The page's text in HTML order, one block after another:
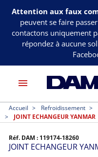
Attention aux faux
peuvent se faire
contactons uniquement
répondez à aucune
menu
Accueil Refroidissement
JOINT ECHANGEUR YANMAR
Réf. DAM : 119174-18260
JOINT ECHANGEUR